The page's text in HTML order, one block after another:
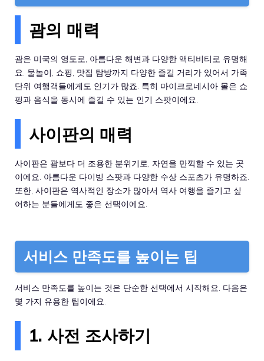
괌의 매력
괌은 미국의 영토로, 아름다운 해변과 다양한 액티비티로 유명해
요. 물놀이, 쇼핑, 맛집 탐방까지 다양한 즐길 거리가 있어서 가족
단위 여행객들에게도 인기가 많죠. 특히 마이크로네시아 몰은 쇼
핑과 음식을 동시에 즐길 수 있는 인기 스팟이에요.
사이판의 매력
사이판은 괌보다 더 조용한 분위기로, 자연을 만끽할 수 있는 곳
이에요. 아름다운 다이빙 스팟과 다양한 수상 스포츠가 유명하죠.
또한, 사이판은 역사적인 장소가 많아서 역사 여행을 즐기고 싶
어하는 분들에게도 좋은 선택이에요.
서비스 만족도를 높이는 팁
서비스 만족도를 높이는 것은 단순한 선택에서 시작해요. 다음은
몇 가지 유용한 팁이에요.
1. 사전 조사하기